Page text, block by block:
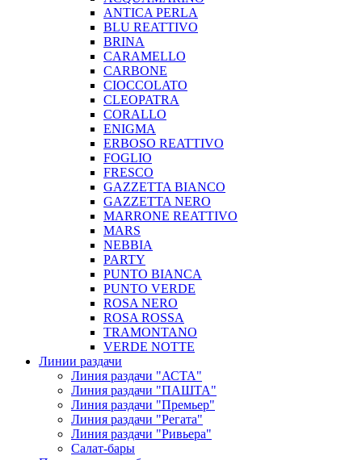
ANTICA PERLA
BLU REATTIVO
BRINA
CARAMELLO
CARBONE
CIOCCOLATO
CLEOPATRA
CORALLO
ENIGMA
ERBOSO REATTIVO
FOGLIO
FRESCO
GAZZETTA BIANCO
GAZZETTA NERO
MARRONE REATTIVO
MARS
NEBBIA
PARTY
PUNTO BIANCA
PUNTO VERDE
ROSA NERO
ROSA ROSSA
TRAMONTANO
VERDE NOTTE
Линии раздачи
Линия раздачи "АСТА"
Линия раздачи "ПАШТА"
Линия раздачи "Премьер"
Линия раздачи "Регата"
Линия раздачи "Ривьера"
Салат-бары